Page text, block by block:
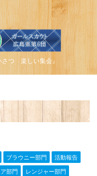
さつ 楽しい集会』
ブラウニー部門
活動報告
部門
レンジャー部門